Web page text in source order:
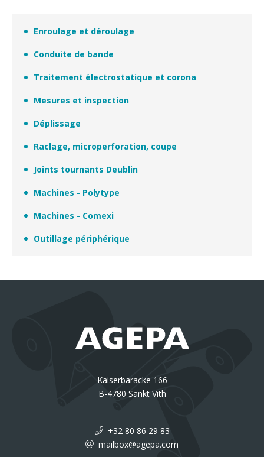
Enroulage et déroulage
Conduite de bande
Traitement électrostatique et corona
Mesures et inspection
Déplissage
Raclage, microperforation, coupe
Joints tournants Deublin
Outillage périphérique
Machines - Polytype
Machines - Comexi
Kaiserbaracke 166
B-4780 Sankt Vith
+32 80 86 29 83
mailbox@agepa.com